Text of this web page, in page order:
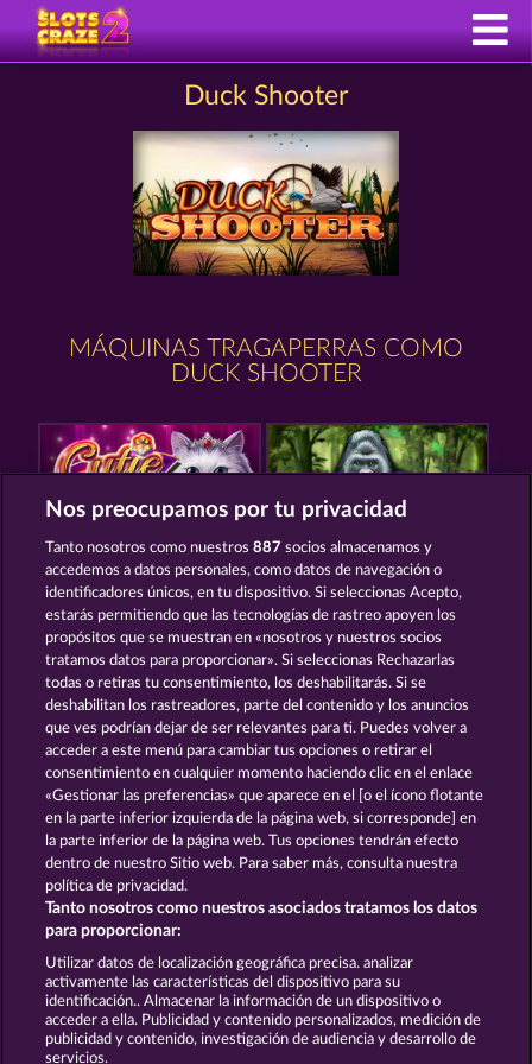
Duck Shooter
MÁQUINAS TRAGAPERRAS COMO
DUCK SHOOTER
CUTIE CAT KING OF THE JUNGLE
MAJESTIC KING GOLDEN EI OF MOORHUHN
Términos y condiciones
Declaración de privacidad
Empresa
Enviar solicitud de desistimiento
Nos preocupamos por tu privacidad
Tanto nosotros como nuestros887 socios almacenamos y
accedemos a datos personales, como datos de navegación o
identificadores únicos, en tu dispositivo. Si seleccionas Acepto,
estarás permitiendo que las tecnologías de rastreo apoyen los
propósitos que se muestran en «nosotros y nuestros socios
tratamos datos para proporcionar». Si seleccionas Rechazarlas
todas o retiras tu consentimiento, los deshabilitarás. Si se
deshabilitan los rastreadores, parte del contenido y los anuncios
que ves podrían dejar de ser relevantes para ti. Puedes volver a
acceder a este menú para cambiar tus opciones o retirar el
consentimiento en cualquier momento haciendo clic en el enlace
«Gestionar las preferencias» que aparece en el [o el ícono flotante
en la parte inferior izquierda de la página web, si corresponde] en
la parte inferior de la página web. Tus opciones tendrán efecto
dentro de nuestro Sitio web. Para saber más, consulta nuestra
política de privacidad.
Tanto nosotros como nuestros asociados tratamos los datos
para proporcionar:
Utilizar datos de localización geográfica precisa. analizar
activamente las características del dispositivo para su
identificación.. Almacenar la información de un dispositivo o
acceder a ella. Publicidad y contenido personalizados, medición de
publicidad y contenido, investigación de audiencia y desarrollo de
servicios.